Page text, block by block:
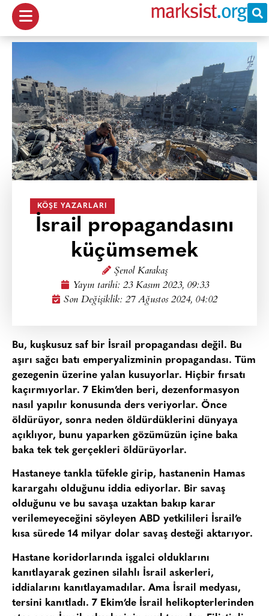
KÖŞE YAZARLARI
İsrail propagandasını
küçümsemek
Şenol Karakaş
Yayın tarihi: 23 Kasım 2023, 09:33
Son Değişiklik: 27 Ağustos 2024, 04:02
Bu, kuşkusuz saf bir İsrail propagandası değil. Bu
aşırı sağcı batı emperyalizminin propagandası. Tüm
gezegenin üzerine yalan kusuyorlar. Hiçbir fırsatı
kaçırmıyorlar. 7 Ekim’den beri, dezenformasyon
nasıl yapılır konusunda ders veriyorlar. Önce
öldürüyor, sonra neden öldürdüklerini dünyaya
açıklıyor, bunu yaparken gözümüzün içine baka
baka tek tek gerçekleri öldürüyorlar.
Hastaneye tankla tüfekle girip, hastanenin Hamas
karargahı olduğunu iddia ediyorlar. Bir savaş
olduğunu ve bu savaşa uzaktan bakıp karar
verilemeyeceğini söyleyen ABD yetkilileri İsrail’e
kısa sürede 14 milyar dolar savaş desteği aktarıyor.
Hastane koridorlarında işgalci olduklarını
kanıtlayarak gezinen silahlı İsrail askerleri,
iddialarını kanıtlayamadılar. Ama İsrail medyası,
tersini kanıtladı. 7 Ekim’de İsrail helikopterlerinden